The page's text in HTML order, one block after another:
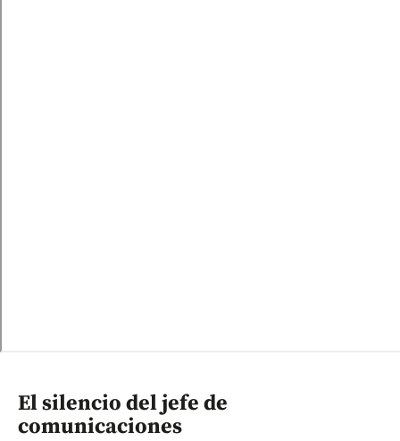
El silencio del jefe de
comunicaciones